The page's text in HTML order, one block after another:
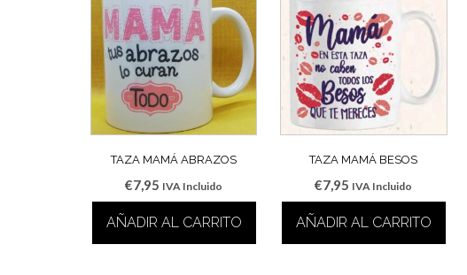
TAZA MAMÁ ABRAZOS
€7,95 IVA Incluido
AÑADIR AL CARRITO
TAZA MAMÁ BESOS
€7,95 IVA Incluido
AÑADIR AL CARRITO